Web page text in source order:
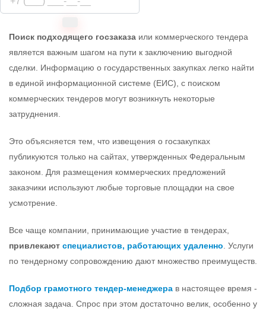
Поиск подходящего госзаказа или коммерческого тендера
является важным шагом на пути к заключению выгодной
сделки. Информацию о государственных закупках легко найти
в единой информационной системе (ЕИС), с поиском
коммерческих тендеров могут возникнуть некоторые
затруднения.
Это объясняется тем, что извещения о госзакупках
публикуются только на сайтах, утвержденных Федеральным
законом. Для размещения коммерческих предложений
заказчики используют любые торговые площадки на свое
усмотрение.
Все чаще компании, принимающие участие в тендерах,
привлекают специалистов, работающих удаленно. Услуги
по тендерному сопровождению дают множество преимуществ.
Подбор грамотного тендер-менеджера в настоящее время -
сложная задача. Спрос при этом достаточно велик, особенно у